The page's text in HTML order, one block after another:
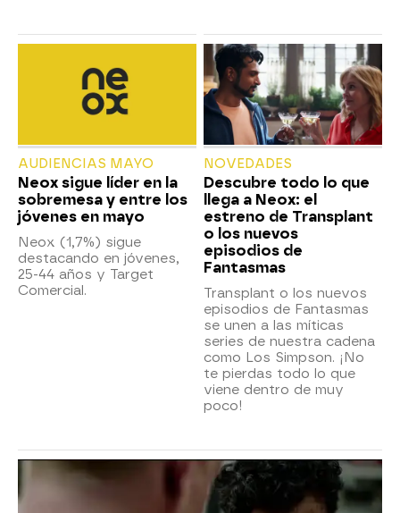
AUDIENCIAS MAYO
Neox sigue líder en la
sobremesa y entre los
jóvenes en mayo
Neox (1,7%) sigue
destacando en jóvenes,
25-44 años y Target
Comercial.
NOVEDADES
Descubre todo lo que
llega a Neox: el
estreno de Transplant
o los nuevos
episodios de
Fantasmas
Transplant o los nuevos
episodios de Fantasmas
se unen a las míticas
series de nuestra cadena
como Los Simpson. ¡No
te pierdas todo lo que
viene dentro de muy
poco!